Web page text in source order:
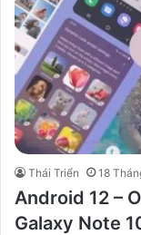
Thái Triển 18
Android 12 –
Galaxy Note